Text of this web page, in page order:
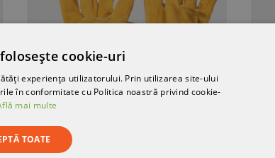
cookie-uri
experiența utilizatorului. Prin utilizarea site-ului
în conformitate cu Politica noastră privind cookie-
mai multe
TOATE